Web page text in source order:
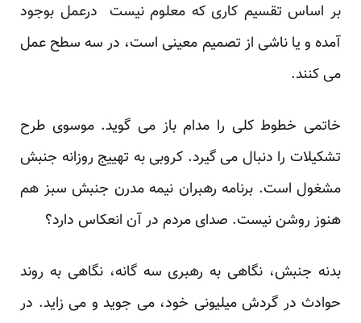
بر اساس تقسیم کاری که معلوم نیست درعمل بوجود
آمده و یا ناشی از تصمیم معینی است، در سه سطح عمل
می کنند.
خاتمی خطوط کلی را مدام باز می گوید. موسوی طرح
تشکیلات را دنبال می گیرد. کروبی به تهییج روزانه جنبش
مشغول است. برنامه رهبران نیمه مدرن جنبش سبز هم
هنوز روشن نیست. صدای مردم در آن انعکاس دارد؟
بدنه جنبش، نگاهی به رهبری سه گانه، نگاهی به روند
حوادث در گردش میلیونی خود، می جوید و می زاید. در